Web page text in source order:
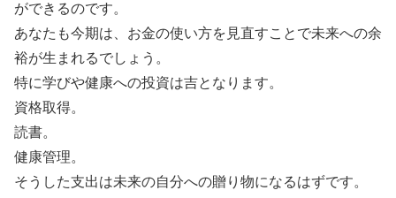
ができるのです。
あなたも今期は、お金の使い方を見直すことで未来への余
裕が生まれるでしょう。
特に学びや健康への投資は吉となります。
資格取得。
読書。
健康管理。
そうした支出は未来の自分への贈り物になるはずです。